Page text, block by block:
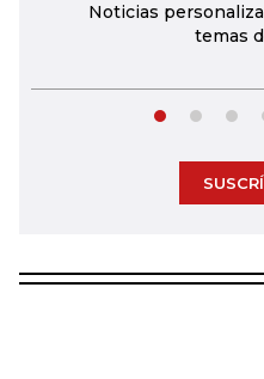
Noticias
temas